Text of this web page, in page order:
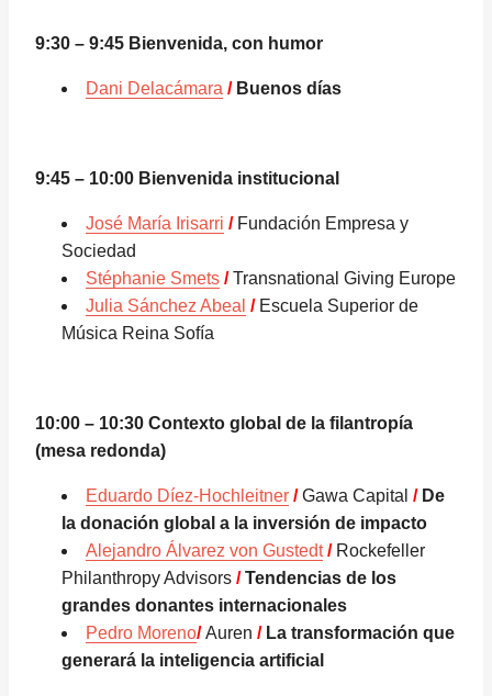
9:30 – 9:45 Bienvenida, con humor
Dani Delacámara / Buenos días
9:45 – 10:00 Bienvenida institucional
José María Irisarri / Fundación Empresa y
Sociedad
Stéphanie Smets / Transnational Giving Europe
Julia Sánchez Abeal / Escuela Superior de
Música Reina Sofía
10:00 – 10:30 Contexto global de la filantropía
(mesa redonda)
Eduardo Díez-Hochleitner / Gawa Capital / De
la donación global a la inversión de impacto
Alejandro Álvarez von Gustedt / Rockefeller
Philanthropy Advisors / Tendencias de los
grandes donantes internacionales
Pedro Moreno/ Auren / La transformación que
generará la inteligencia artificial